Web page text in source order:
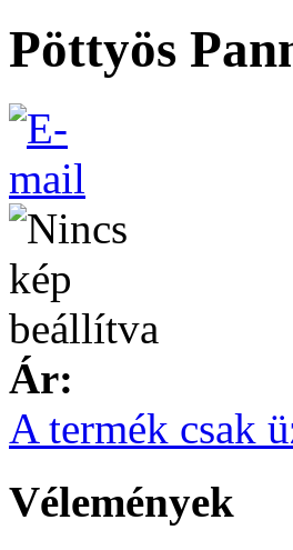
Pöttyös
Ár:
A termék csak
Vélemények